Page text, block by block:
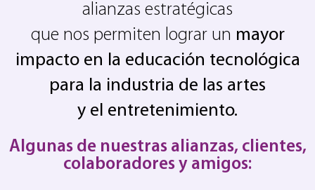
alianzas estratégicas
que nos permiten lograr un mayor
impacto en la educación tecnológica
para la industria de las artes
y el entretenimiento.
Algunas de nuestras alianzas, clientes,
colaboradores y amigos: